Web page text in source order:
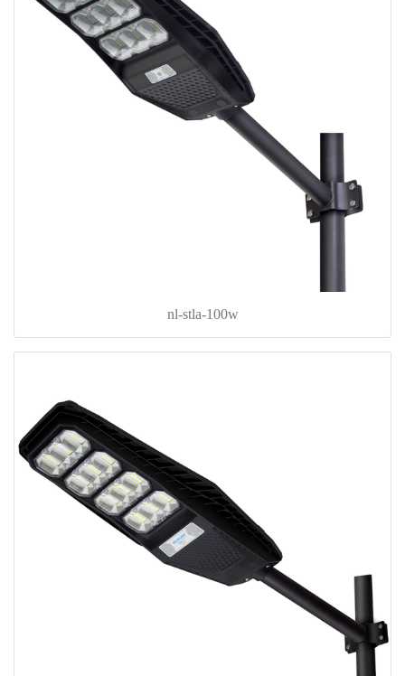
nl-stla-100w